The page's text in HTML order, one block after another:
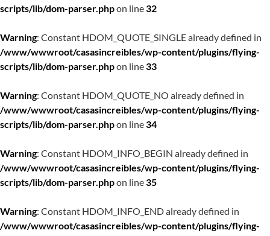
scripts/lib/dom-parser.phpon line32
Warning: Constant HDOM_QUOTE_SINGLE already defined in
/www/wwwroot/casasincreibles/wp-content/plugins/flying-
scripts/lib/dom-parser.phpon line33
Warning: Constant HDOM_QUOTE_NO already defined in
/www/wwwroot/casasincreibles/wp-content/plugins/flying-
scripts/lib/dom-parser.phpon line34
Warning: Constant HDOM_INFO_BEGIN already defined in
/www/wwwroot/casasincreibles/wp-content/plugins/flying-
scripts/lib/dom-parser.phpon line35
Warning: Constant HDOM_INFO_END already defined in
/www/wwwroot/casasincreibles/wp-content/plugins/flying-